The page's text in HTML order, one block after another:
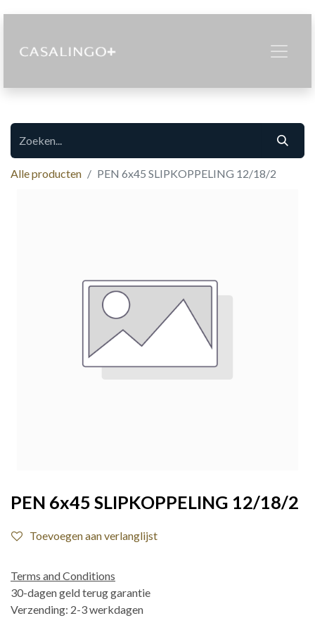
Alle producten PEN 6x45 SLIPKOPPELING 12/18/2
PEN 6x45 SLIPKOPPELING 12/18/2
Toevoegen aan verlanglijst
Terms and Conditions
30-dagen geld terug garantie
Verzending: 2-3 werkdagen